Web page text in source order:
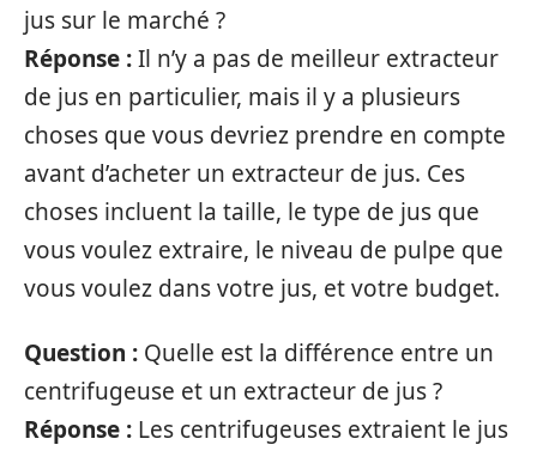
jus sur le marché ?
Réponse :Il n’y a pas de meilleur extracteur
de jus en particulier, mais il y a plusieurs
choses que vous devriez prendre en compte
avant d’acheter un extracteur de jus. Ces
choses incluent la taille, le type de jus que
vous voulez extraire, le niveau de pulpe que
vous voulez dans votre jus, et votre budget.
Question : Quelle est la différence entre un
centrifugeuse et un extracteur de jus ?
Réponse : Les centrifugeuses extraient le jus